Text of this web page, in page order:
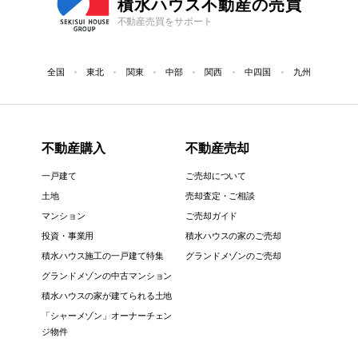
積水ハウス不動産の売買
不動産売買をサポート
全国 東北 関東 中部 関西 中四国 九州
不動産購入
一戸建て
土地
マンション
投資・事業用
積水ハウス施工の一戸建て特集
グランドメゾンの中古マンション
積水ハウスの家が建てられる土地
「シャーメゾン」オーナーチェン
ジ物件
不動産売却
ご売却について
売却査定・ご相談
ご売却ガイド
積水ハウスの家のご売却
グランドメゾンのご売却